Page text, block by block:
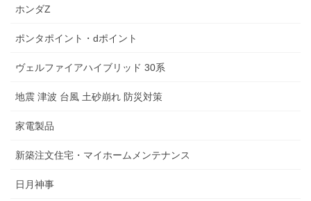
ホンダZ
ポンタポイント・dポイント
ヴェルファイアハイブリッド 30系
地震 津波 台風 土砂崩れ 防災対策
家電製品
新築注文住宅・マイホームメンテナンス
日月神事